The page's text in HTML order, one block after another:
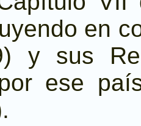
en
y sus
ese